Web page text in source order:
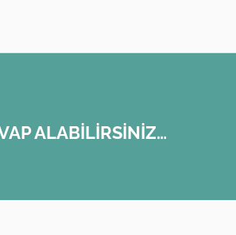
ALABİLİRSİNİZ…